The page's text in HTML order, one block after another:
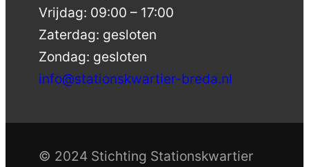
Vrijdag: 09:00 – 17:00
Zaterdag: gesloten
Zondag: gesloten
info@stationskwartier-breda.nl
© 2024 Stichting Stationskwartier